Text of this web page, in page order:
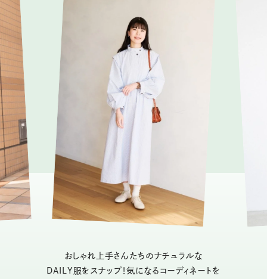
おしゃれ上手さんたちのナチュラルな
DAILY服をスナップ！気になるコーディネートを